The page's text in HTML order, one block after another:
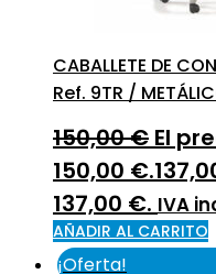
CABALLETE DE
Ref. 9TR /
150,00€ El
150,00 €.
137,00 €. IVA
AÑADIR AL CARRITO
¡Oferta!